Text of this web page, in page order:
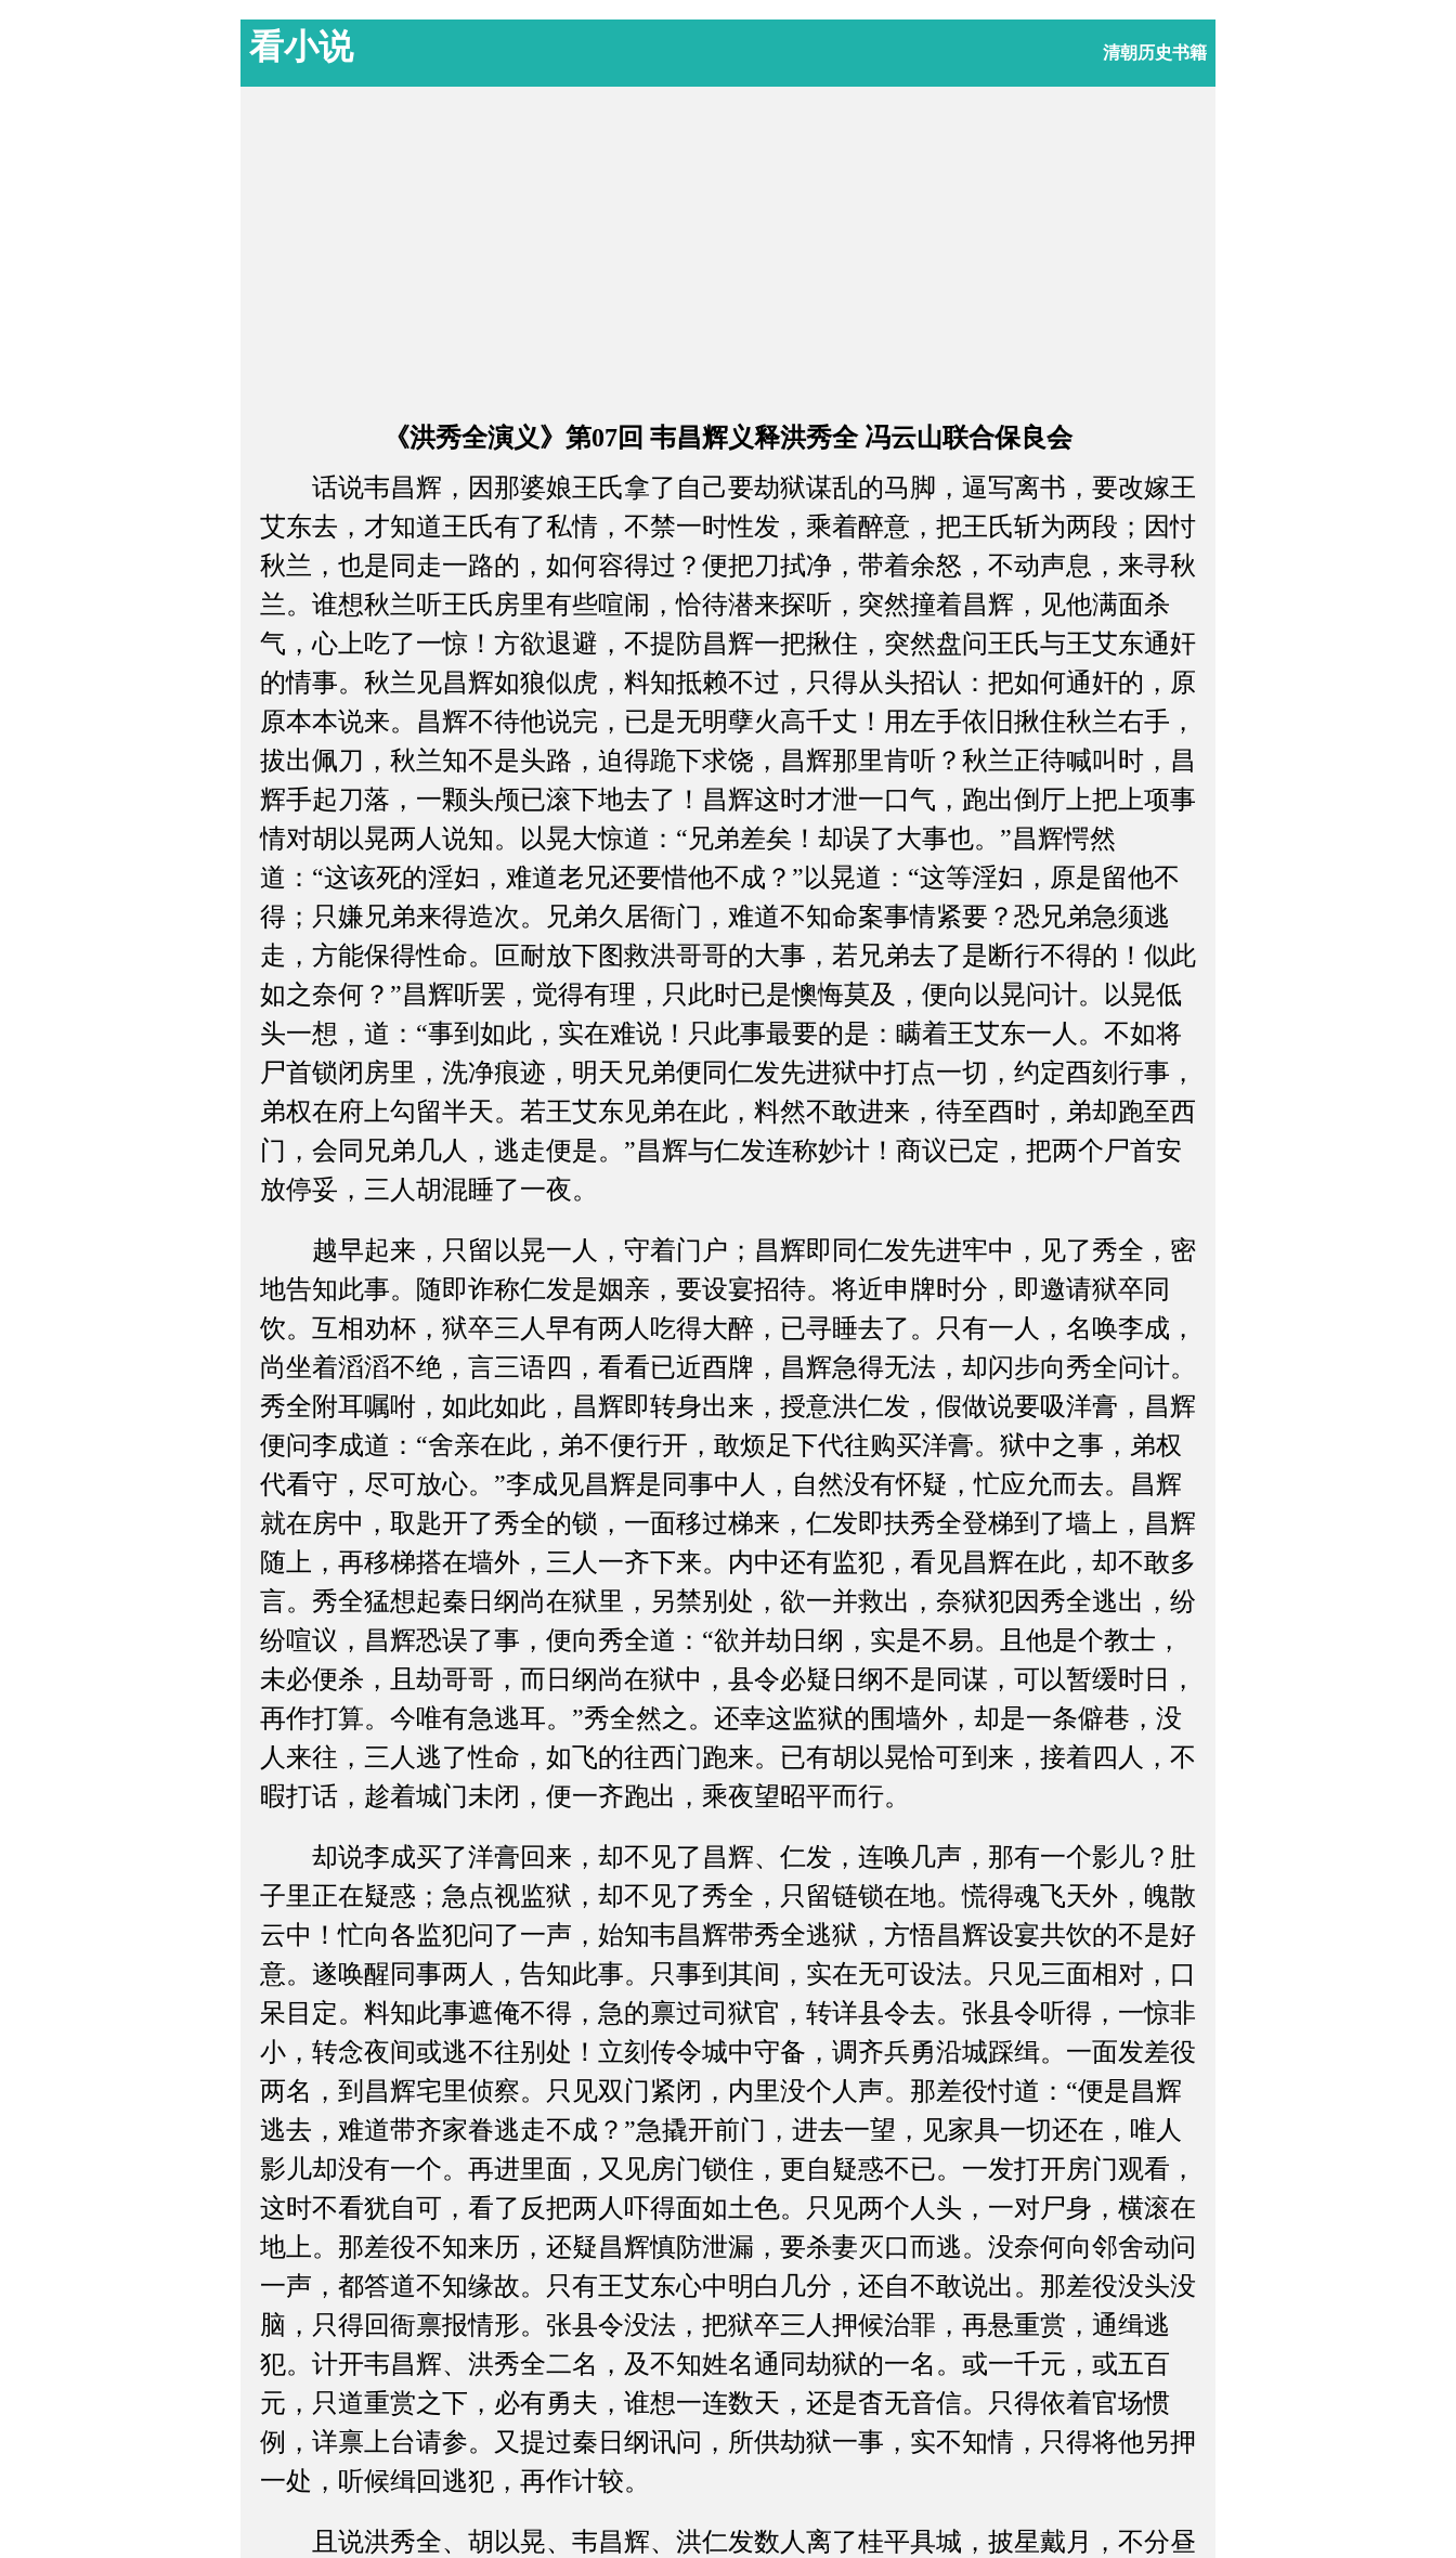
看小说 清朝历史书籍
《洪秀全演义》第07回 韦昌辉义释洪秀全 冯云山联合保良会
话说韦昌辉，因那婆娘王氏拿了自己要劫狱谋乱的马脚，逼写离书，要改嫁王
艾东去，才知道王氏有了私情，不禁一时性发，乘着醉意，把王氏斩为两段；因忖
秋兰，也是同走一路的，如何容得过？便把刀拭净，带着余怒，不动声息，来寻秋
兰。谁想秋兰听王氏房里有些喧闹，恰待潜来探听，突然撞着昌辉，见他满面杀
气，心上吃了一惊！方欲退避，不提防昌辉一把揪住，突然盘问王氏与王艾东通奸
的情事。秋兰见昌辉如狼似虎，料知抵赖不过，只得从头招认：把如何通奸的，原
原本本说来。昌辉不待他说完，已是无明孽火高千丈！用左手依旧揪住秋兰右手，
拔出佩刀，秋兰知不是头路，迫得跪下求饶，昌辉那里肯听？秋兰正待喊叫时，昌
辉手起刀落，一颗头颅已滚下地去了！昌辉这时才泄一口气，跑出倒厅上把上项事
情对胡以晃两人说知。以晃大惊道：“兄弟差矣！却误了大事也。”昌辉愕然
道：“这该死的淫妇，难道老兄还要惜他不成？”以晃道：“这等淫妇，原是留他不
得；只嫌兄弟来得造次。兄弟久居衙门，难道不知命案事情紧要？恐兄弟急须逃
走，方能保得性命。叵耐放下图救洪哥哥的大事，若兄弟去了是断行不得的！似此
如之奈何？”昌辉听罢，觉得有理，只此时已是懊悔莫及，便向以晃问计。以晃低
头一想，道：“事到如此，实在难说！只此事最要的是：瞒着王艾东一人。不如将
尸首锁闭房里，洗净痕迹，明天兄弟便同仁发先进狱中打点一切，约定酉刻行事，
弟权在府上勾留半天。若王艾东见弟在此，料然不敢进来，待至酉时，弟却跑至西
门，会同兄弟几人，逃走便是。”昌辉与仁发连称妙计！商议已定，把两个尸首安
放停妥，三人胡混睡了一夜。
越早起来，只留以晃一人，守着门户；昌辉即同仁发先进牢中，见了秀全，密
地告知此事。随即诈称仁发是姻亲，要设宴招待。将近申牌时分，即邀请狱卒同
饮。互相劝杯，狱卒三人早有两人吃得大醉，已寻睡去了。只有一人，名唤李成，
尚坐着滔滔不绝，言三语四，看看已近酉牌，昌辉急得无法，却闪步向秀全问计。
秀全附耳嘱咐，如此如此，昌辉即转身出来，授意洪仁发，假做说要吸洋膏，昌辉
便问李成道：“舍亲在此，弟不便行开，敢烦足下代往购买洋膏。狱中之事，弟权
代看守，尽可放心。”李成见昌辉是同事中人，自然没有怀疑，忙应允而去。昌辉
就在房中，取匙开了秀全的锁，一面移过梯来，仁发即扶秀全登梯到了墙上，昌辉
随上，再移梯搭在墙外，三人一齐下来。内中还有监犯，看见昌辉在此，却不敢多
言。秀全猛想起秦日纲尚在狱里，另禁别处，欲一并救出，奈狱犯因秀全逃出，纷
纷喧议，昌辉恐误了事，便向秀全道：“欲并劫日纲，实是不易。且他是个教士，
未必便杀，且劫哥哥，而日纲尚在狱中，县令必疑日纲不是同谋，可以暂缓时日，
再作打算。今唯有急逃耳。”秀全然之。还幸这监狱的围墙外，却是一条僻巷，没
人来往，三人逃了性命，如飞的往西门跑来。已有胡以晃恰可到来，接着四人，不
暇打话，趁着城门未闭，便一齐跑出，乘夜望昭平而行。
却说李成买了洋膏回来，却不见了昌辉、仁发，连唤几声，那有一个影儿？肚
子里正在疑惑；急点视监狱，却不见了秀全，只留链锁在地。慌得魂飞天外，魄散
云中！忙向各监犯问了一声，始知韦昌辉带秀全逃狱，方悟昌辉设宴共饮的不是好
意。遂唤醒同事两人，告知此事。只事到其间，实在无可设法。只见三面相对，口
呆目定。料知此事遮俺不得，急的禀过司狱官，转详县令去。张县令听得，一惊非
小，转念夜间或逃不往别处！立刻传令城中守备，调齐兵勇沿城踩缉。一面发差役
两名，到昌辉宅里侦察。只见双门紧闭，内里没个人声。那差役忖道：“便是昌辉
逃去，难道带齐家眷逃走不成？”急撬开前门，进去一望，见家具一切还在，唯人
影儿却没有一个。再进里面，又见房门锁住，更自疑惑不已。一发打开房门观看，
这时不看犹自可，看了反把两人吓得面如土色。只见两个人头，一对尸身，横滚在
地上。那差役不知来历，还疑昌辉慎防泄漏，要杀妻灭口而逃。没奈何向邻舍动问
一声，都答道不知缘故。只有王艾东心中明白几分，还自不敢说出。那差役没头没
脑，只得回衙禀报情形。张县令没法，把狱卒三人押候治罪，再悬重赏，通缉逃
犯。计开韦昌辉、洪秀全二名，及不知姓名通同劫狱的一名。或一千元，或五百
元，只道重赏之下，必有勇夫，谁想一连数天，还是杳无音信。只得依着官场惯
例，详禀上台请参。又提过秦日纲讯问，所供劫狱一事，实不知情，只得将他另押
一处，听候缉回逃犯，再作计较。
且说洪秀全、胡以晃、韦昌辉、洪仁发数人离了桂平具城，披星戴月，不分昼